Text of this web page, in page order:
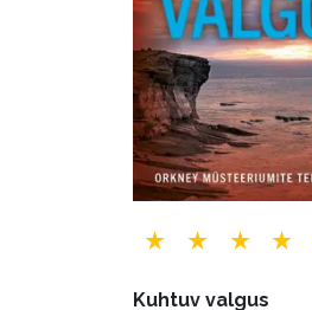
Filoloogia
Filosoofia
Geograafia (65)
Ilukirjandus
Juhtimine
Kuhtuv valgus